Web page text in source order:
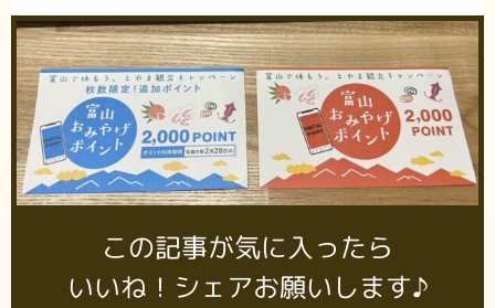
この記事が気に入ったら
いいね！シェアお願いします♪